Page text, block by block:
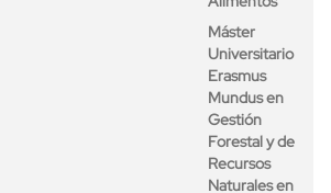
Máster
Universitario
Erasmus
Mundus en
Gestión
Forestal y de
Recursos
Naturales en